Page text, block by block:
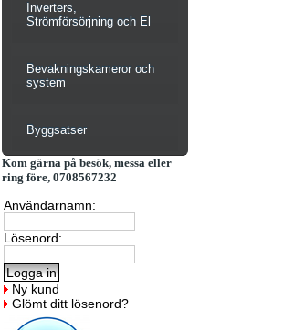
Inverters,
Strömförsörjning och El
Bevakningskameror och
system
Byggsatser
Kom gärna på besök, messa eller
ring före, 0708567232
Användarnamn:
Lösenord:
Ny kund
Glömt ditt lösenord?